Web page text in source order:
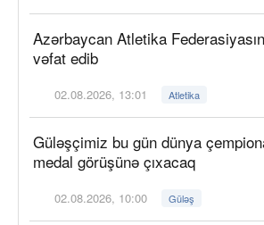
Azərbaycan Atletika
vəfat edib
02.08.2026, 13:01 Atletika
Güləşçimiz bu gün dünya
medal görüşünə çıxacaq
02.08.2026, 10:00 Güləş